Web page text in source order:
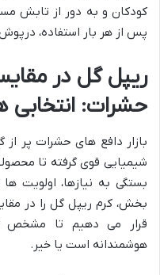
کودکان و به دور از تابش
پس از هر بار استفاده،
ریپل گل در
حشرات: انتخابی
بازار دافع های حشرات پر
شیمیایی قوی گرفته تا
بستگی به نیازها، اولویت
بخش، کرم ریپل گل را در
قرار می دهیم تا مشخص
هوشمندانه است یا خیر.